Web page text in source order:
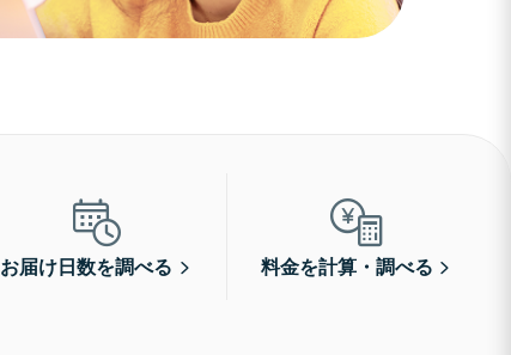
お届け日数を調べる 料金を計算・調べる